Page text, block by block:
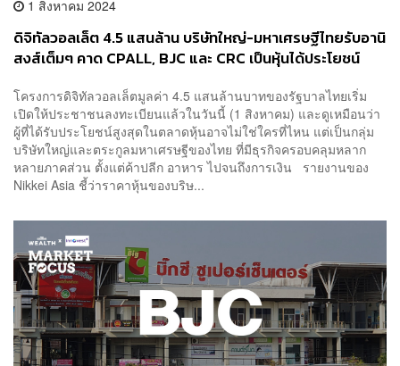
1 สิงหาคม 2024
ดิจิทัลวอลเล็ต 4.5 แสนล้าน บริษัทใหญ่-มหาเศรษฐีไทยรับอานิ
สงส์เต็มๆ คาด CPALL, BJC และ CRC เป็นหุ้นได้ประโยชน์
โครงการดิจิทัลวอลเล็ตมูลค่า 4.5 แสนล้านบาทของรัฐบาลไทยเริ่ม
เปิดให้ประชาชนลงทะเบียนแล้วในวันนี้ (1 สิงหาคม) และดูเหมือนว่า
ผู้ที่ได้รับประโยชน์สูงสุดในตลาดหุ้นอาจไม่ใช่ใครที่ไหน แต่เป็นกลุ่ม
บริษัทใหญ่และตระกูลมหาเศรษฐีของไทย ที่มีธุรกิจครอบคลุมหลาก
หลายภาคส่วน ตั้งแต่ค้าปลีก อาหาร ไปจนถึงการเงิน รายงานของ
Nikkei Asia ชี้ว่าราคาหุ้นของบริษ...